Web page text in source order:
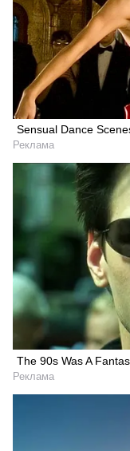
Sensual Dance
Реклама
The 90s Was A
Реклама